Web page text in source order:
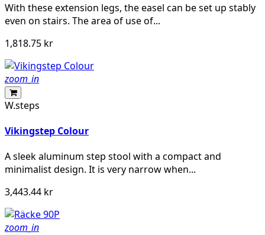
With these extension legs, the easel can be set up stably
even on stairs. The area of ​​use of...
1,818.75 kr
zoom_in
W.steps
Vikingstep Colour
A sleek aluminum step stool with a compact and
minimalist design. It is very narrow when...
3,443.44 kr
zoom_in